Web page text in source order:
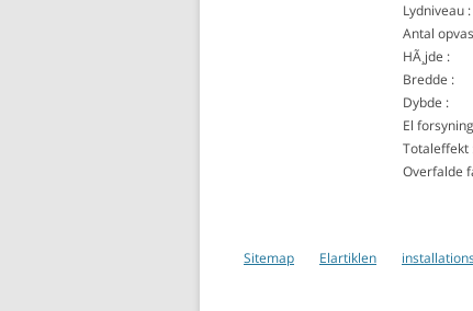
Lydniveau :
Antal
HÃ¸jde :
Bredde :
Dybde :
El
Totaleffekt
Overfalde
Sitemap Elartiklen